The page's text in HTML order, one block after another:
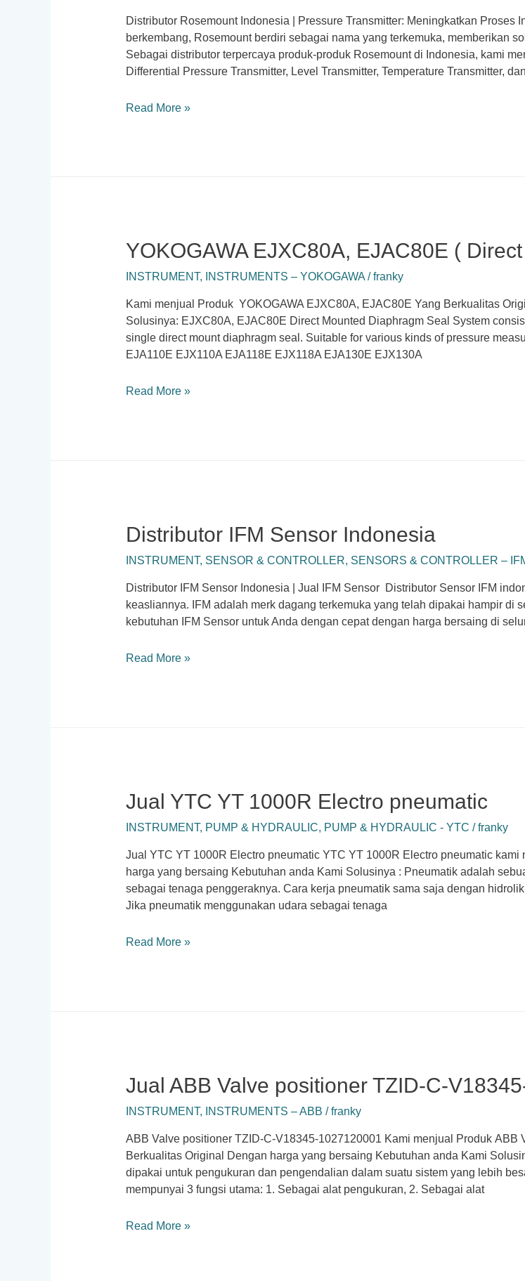
Distributor Rosemount Indonesia | Pressure Transmitter: Meningkatkan Proses
berkembang, Rosemount berdiri sebagai nama yang terkemuka, memberikan
Sebagai distributor terpercaya produk-produk Rosemount di Indonesia, kami
Differential Pressure Transmitter, Level Transmitter, Temperature Transmitter,
Distributor
Read More »
YOKOGAWA EJXC80A, EJAC80E (
INSTRUMENT, INSTRUMENTS – YOKOGAWA/franky
Kami menjual Produk YOKOGAWA EJXC80A, EJAC80E Yang Berkualitas
Solusinya: EJXC80A, EJAC80E Direct Mounted Diaphragm Seal System
single direct mount diaphragm seal. Suitable for various kinds of pressure
EJA110E EJX110A EJA118E EJX118A EJA130E EJX130A
YOKOGAWA
Read More »
Distributor IFM Sensor Indonesia
INSTRUMENT, SENSOR & CONTROLLER, SENSORS & CONTROLLER –
Distributor IFM Sensor Indonesia | Jual IFM Sensor Distributor Sensor IFM
keasliannya. IFM adalah merk dagang terkemuka yang telah dipakai hampir di
kebutuhan IFM Sensor untuk Anda dengan cepat dengan harga bersaing di
Distributor
Read More »
Jual YTC YT 1000R Electro pneumatic
INSTRUMENT, PUMP & HYDRAULIC, PUMP & HYDRAULIC - YTC /franky
Jual YTC YT 1000R Electro pneumatic YTC YT 1000R Electro pneumatic
harga yang bersaing Kebutuhan anda Kami Solusinya : Pneumatik adalah
sebagai tenaga penggeraknya. Cara kerja pneumatik sama saja dengan
Jika pneumatik menggunakan udara sebagai tenaga
Jual
Read More »
Jual ABB Valve positioner TZID-C-
INSTRUMENT, INSTRUMENTS – ABB /franky
ABB Valve positioner TZID-C-V18345-1027120001 Kami menjual Produk
Berkualitas Original Dengan harga yang bersaing Kebutuhan anda Kami
dipakai untuk pengukuran dan pengendalian dalam suatu sistem yang lebih
mempunyai 3 fungsi utama: 1. Sebagai alat pengukuran, 2. Sebagai alat
Jual
Read More »